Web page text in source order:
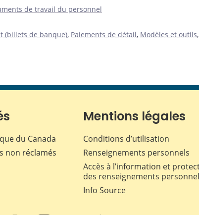
de travail du personnel
(billets de banque), Paiements de détail, Modèles et outils,
du Canada
non réclamés
Mentions légales
Conditions d’utilisation
Renseignements personnels
Accès à l’information et
des renseignements
Info Source